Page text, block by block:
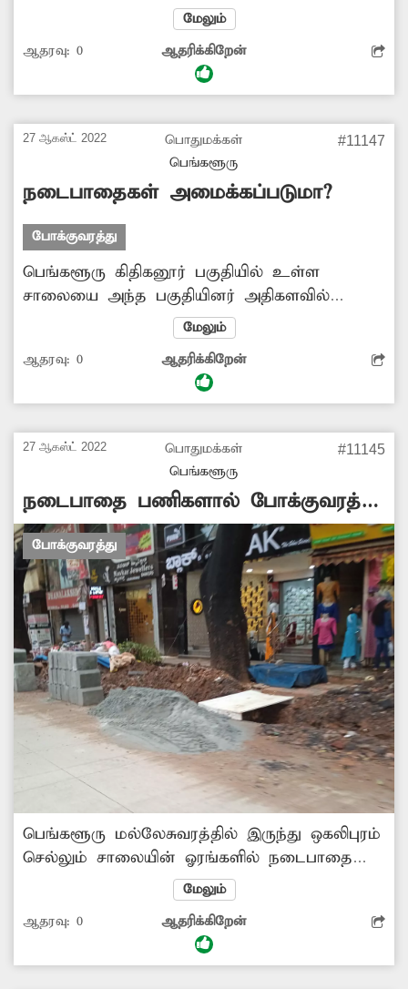
உள்ள நடைபாதையில் பராமரிப்பு பணிகள்
நடைபெற்று வருகிறது. இதற்காக அந்த
பகுதியில் மணல், பேவர் பிளாக் கற்கள்
போடப்பட்டுள்ளன. இவற்றால் அந்த
பாதசாரிகள் தவித்து வருகின்றனர். எனவே
மாநகராட்சி அதிகாரிகள் அந்த நடைபாதை
பணிகளை விரைவாக முடிக்க நடவடிக்கை
எடுக்க வேண்டும்.
மேலும்
ஆதரவு: 0 ஆதரிக்கிறேன்
27 ஆகஸ்ட் 2022
பொதுமக்கள்
பெங்களூரு
#11147
நடைபாதைகள் அமைக்கப்படுமா?
போக்குவரத்து
பெங்களூரு கிதிகனூர் பகுதியில் உள்ள
சாலையை அந்த பகுதியினர் அதிகளவில்
பயன்படுத்துகின்றனர். இந்த நிலையில் அந்த
சாலை தற்போது சேதமடைந்து உள்ளது.
மேலும் சில பகுதிகளில் சாலையோர
நடைபாதை இல்லை என கூறப்படுகிறது.
எனவே மாநகராட்சி அதிகாரிகள் அந்த பகுதியில்
நடைபாதையை அமைக்க நடவடிக்கை எடுக்க
மேலும்
ஆதரவு: 0 ஆதரிக்கிறேன்
27 ஆகஸ்ட் 2022
பொதுமக்கள்
பெங்களூரு
#11145
நடைபாதை பணிகளால் போக்குவரத்து
பாதிப்பு
போக்குவரத்து
பெங்களூரு மல்லேசுவரத்தில் இருந்து ஒகலிபுரம்
செல்லும் சாலையின் ஓரங்களில் நடைபாதை
மற்றும் குழாய் பதிக்கும் பணிகள் நடைபெற்று
வருகிறது. இதற்காக கடந்த 2 மாதத்திற்கும்
மேலாக பணிகள் நடைபெற்று வருகிறது.
ஆனால் அந்த பணிகள் ஆமை வேகத்தில்
மேலும்
ஆதரவு: 0 ஆதரிக்கிறேன்